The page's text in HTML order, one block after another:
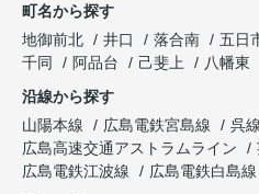
町名から探す
地御前北
井口 落合南 五日
千同
阿品台 己斐上
八幡東
沿線から探す
山陽本線
広島電鉄宮島線 呉線
広島高速交通アストラムライン
広島電鉄江波線
広島電鉄白島線